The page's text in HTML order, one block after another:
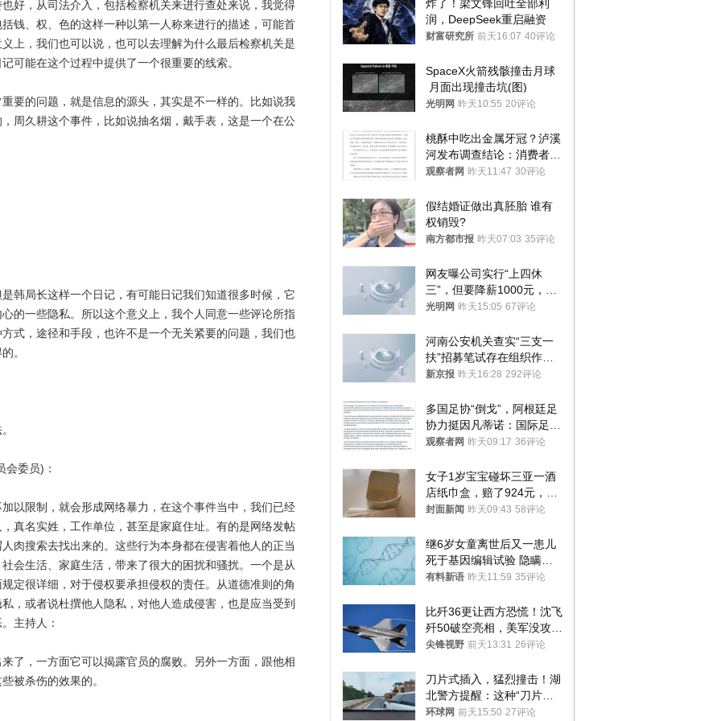
，从司法介入，包括检察机关来进行查处来说，我觉得
钱、权、色的这样一种以第一人称来进行的描述，可能首
上，我们也可以说，也可以去理解为什么最后检察机关是
可能在这个过程中提供了一个很重要的线索。
的问题，就是信息的源头，其实是不一样的。比如说我
周久耕这个事件，比如说抽名烟，戴手表，这是一个在公
局长这样一个日记，有可能日记我们知道很多时候，它
的一些隐私。所以这个意义上，我个人同意一些评论所指
式，途径和手段，也许不是一个无关紧要的问题，我们也
。
委员)：
限制，就会形成网络暴力，在这个事件当中，我们已经
真名实姓，工作单位，甚至是家庭住址。有的是网络发帖
肉搜索去找出来的。这些行为本身都在侵害着他人的正当
会生活、家庭生活，带来了很大的困扰和骚扰。一个是从
定很详细，对于侵权要承担侵权的责任。从道德准则的角
，或者说杜撰他人隐私，对他人造成侵害，也是应当受到
主持人：
，一方面它可以揭露官员的腐败。另外一方面，跟他相
被杀伤的效果的。
炸了！梁文锋回吐全部利
润，DeepSeek重启融资
财富研究所 前天16:07 40评论
SpaceX火箭残骸撞击月球
月面出现撞击坑(图)
光明网 昨天10:55 20评论
桃酥中吃出金属牙冠？泸溪
河发布调查结论：消费者已
澄清，所发视频情况不属实
观察者网 昨天11:47 30评论
假结婚证做出真胚胎 谁有
权销毁?
南方都市报 昨天07:03 35评论
网友曝公司实行“上四休
三”，但要降薪1000元，不
接受只能辞职
光明网 昨天15:05 67评论
河南公安机关查实“三支一
扶”招募笔试存在组织作弊
犯罪行为
新京报 昨天16:28 292评论
多国足协“倒戈”，阿根廷足
协力挺因凡蒂诺：国际足联
今后应继续在其领导下前行
观察者网 昨天09:17 36评论
女子1岁宝宝碰坏三亚一酒
店纸巾盒，赔了924元，发
帖吐槽后酒店退还一半的
封面新闻 昨天09:43 58评论
继6岁女童离世后又一患儿
死于基因编辑试验 隐瞒一
年才对外披露
有料新语 昨天11:59 35评论
比歼36更让西方恐慌！沈飞
歼50破空亮相，美军没攻克
的技术被拿下
尖锋视野 前天13:31 26评论
刀片式插入，猛烈撞击！湖
北警方提醒：这种“刀片超
车”，太危险了
环球网 前天15:50 27评论